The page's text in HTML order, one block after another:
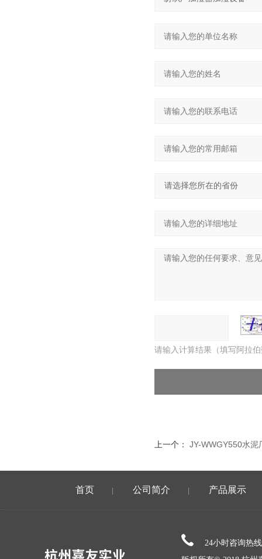
请输入计算结果（填写阿拉
上一个： JY-WWGY550水泥
首页 公司简介 产品展示
24小时咨询热